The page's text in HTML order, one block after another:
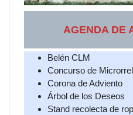
AGENDA DE
Belén CLM
Concurso de
Corona de Adviento
Árbol de los Deseos
Stand recolecta de